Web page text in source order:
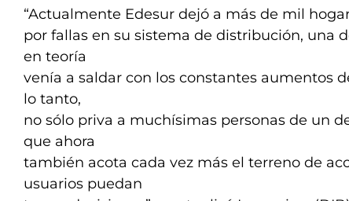
“Actualmente Edesur dejó a más de mil
por fallas en su sistema de distribución, una
en teoría
venía a saldar con los constantes aumentos
lo tanto,
no sólo priva a muchísimas personas de un
que ahora
también acota cada vez más el terreno de
usuarios puedan